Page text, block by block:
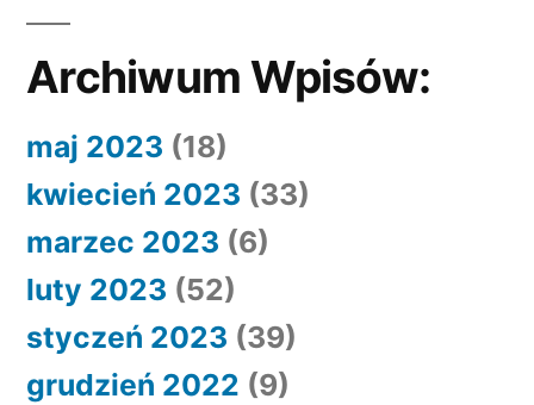
Archiwum Wpisów:
maj 2023 (18)
kwiecień 2023 (33)
marzec 2023 (6)
luty 2023 (52)
styczeń 2023 (39)
grudzień 2022 (9)